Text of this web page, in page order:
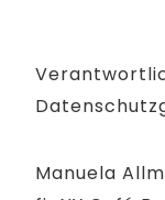
Manuela